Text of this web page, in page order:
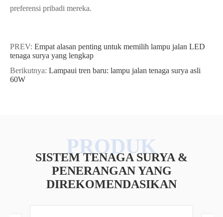
preferensi pribadi mereka.
PREV: Empat alasan penting untuk memilih lampu jalan LED
tenaga surya yang lengkap
Berikutnya: Lampaui tren baru: lampu jalan tenaga surya asli
60W
SISTEM TENAGA SURYA &
PENERANGAN YANG
DIREKOMENDASIKAN